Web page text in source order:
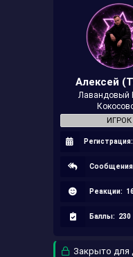
Алексей
Лавандовый
ИГРОК
Регистрация:
Реакции:
Баллы: 230
Закрыто для